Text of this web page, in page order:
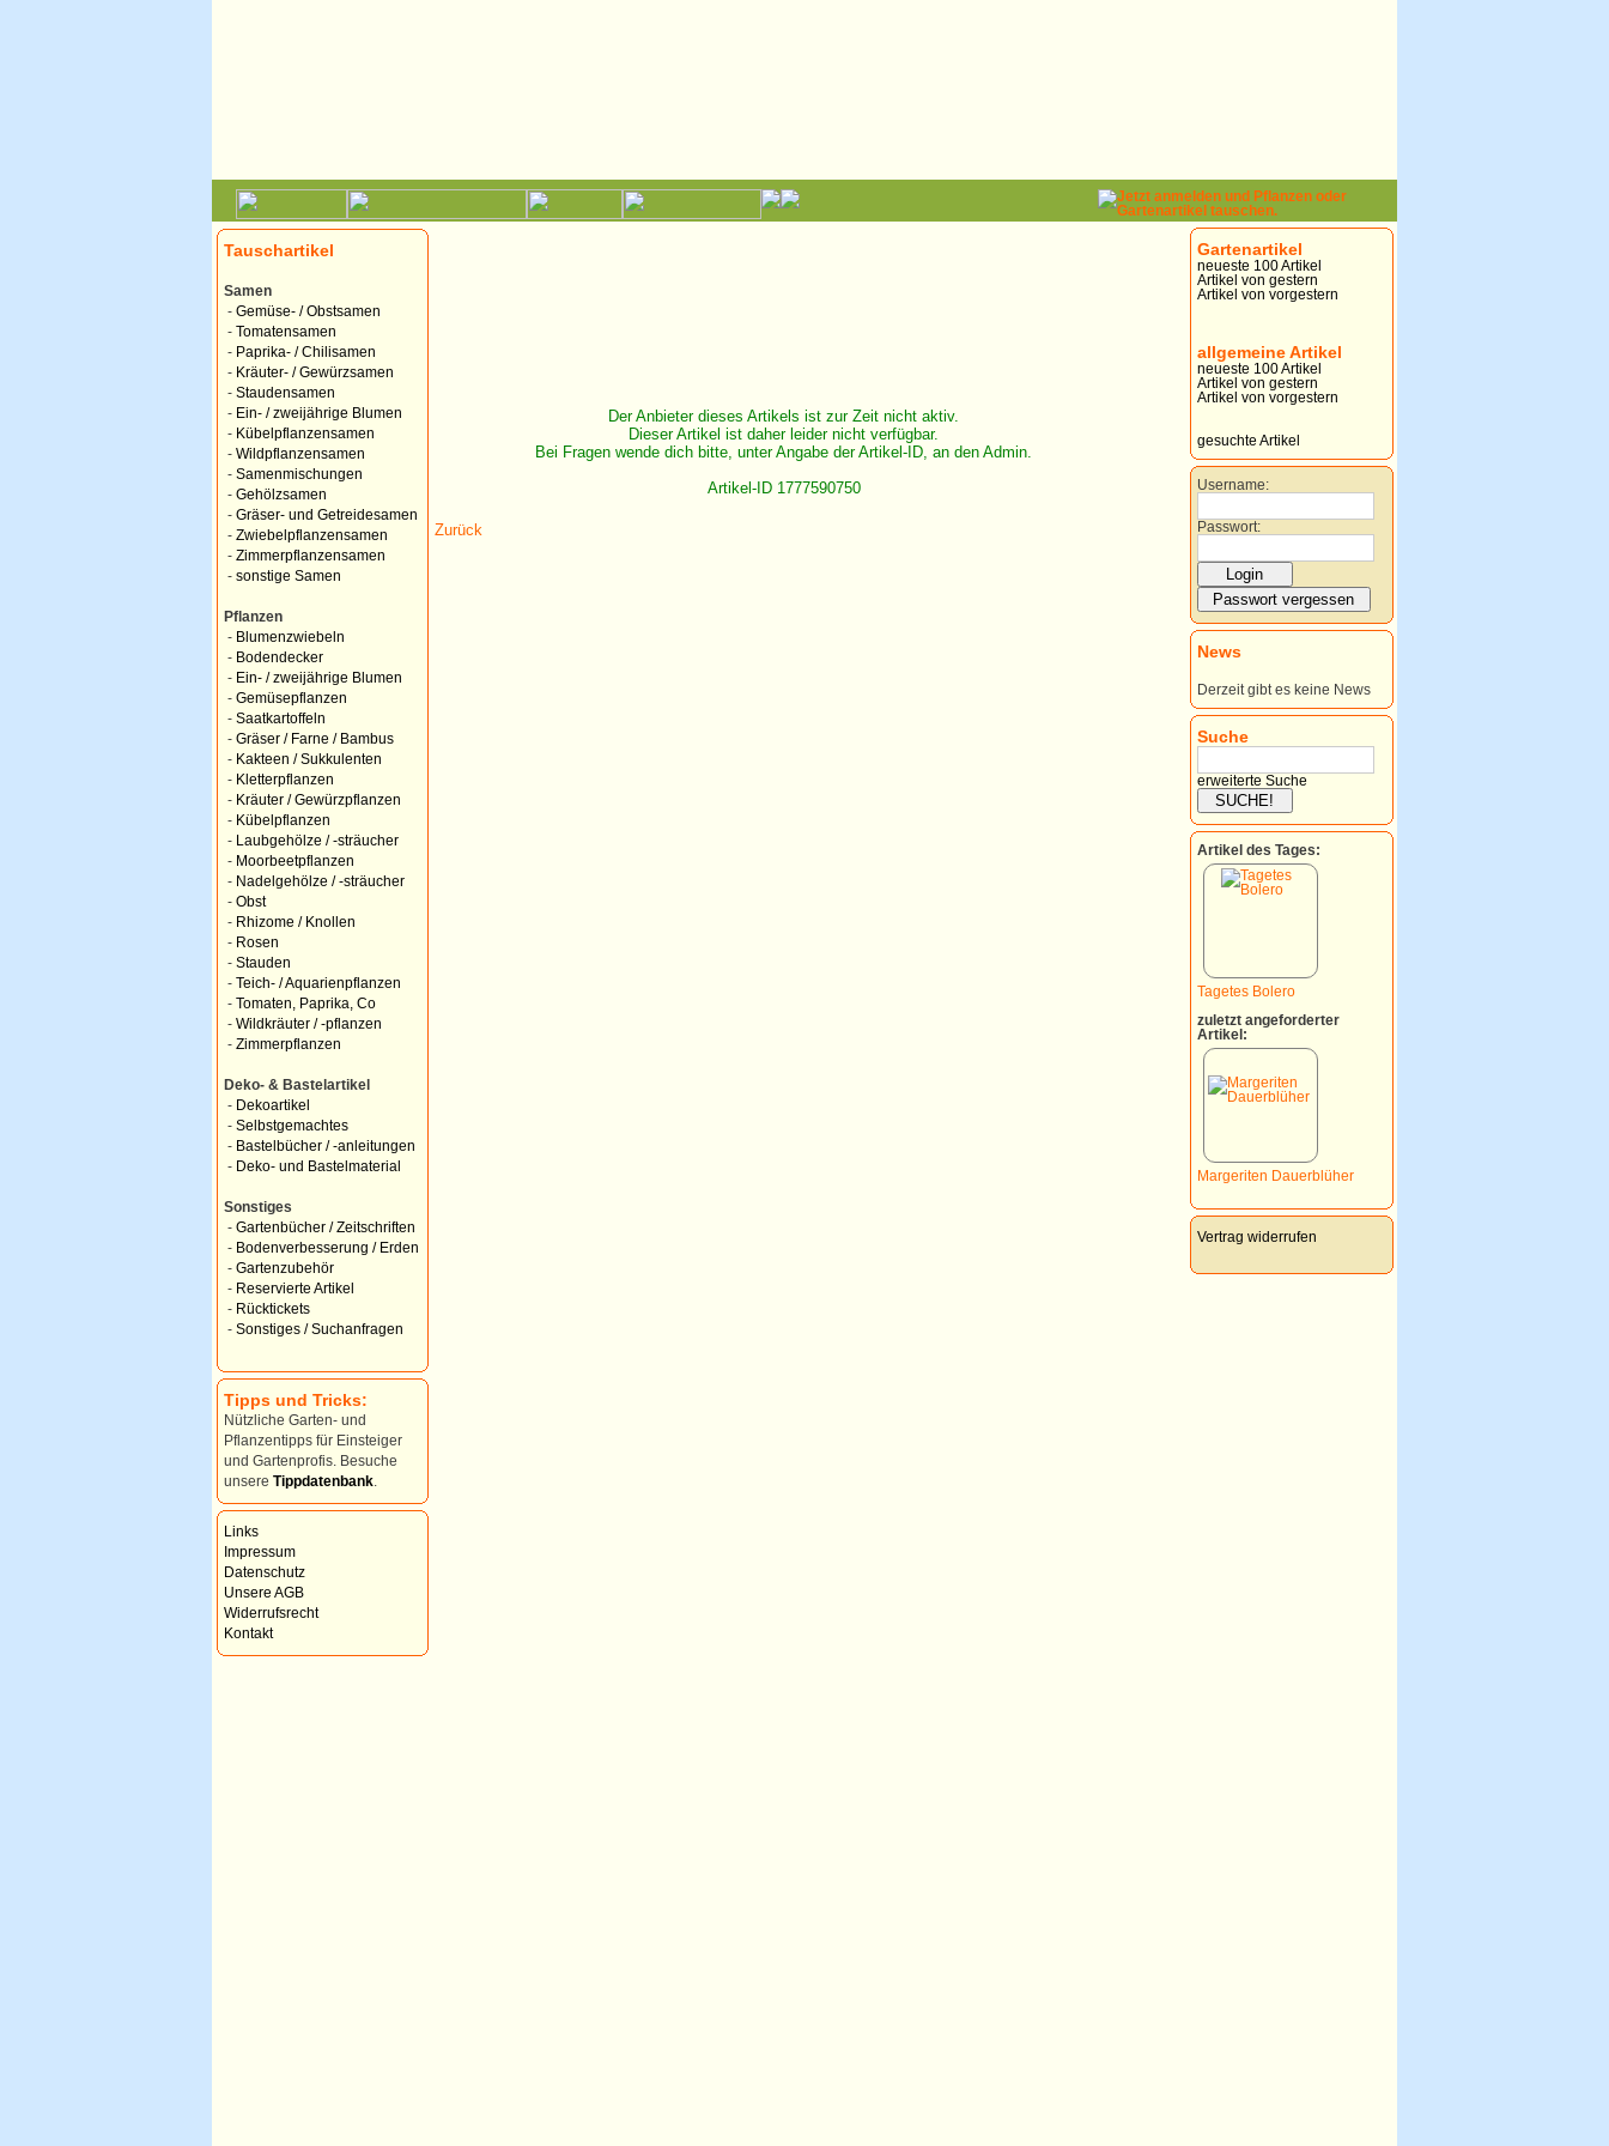
Tauschartikel
Samen
- Gemüse- / Obstsamen
- Tomatensamen
- Paprika- / Chilisamen
- Kräuter- / Gewürzsamen
- Staudensamen
- Ein- / zweijährige Blumen
- Kübelpflanzensamen
- Wildpflanzensamen
- Samenmischungen
- Gehölzsamen
- Gräser- und Getreidesamen
- Zwiebelpflanzensamen
- Zimmerpflanzensamen
- sonstige Samen
Pflanzen
- Blumenzwiebeln
- Bodendecker
- Ein- / zweijährige Blumen
- Gemüsepflanzen
- Saatkartoffeln
- Gräser / Farne / Bambus
- Kakteen / Sukkulenten
- Kletterpflanzen
- Kräuter / Gewürzpflanzen
- Kübelpflanzen
-
Laubgehölze / -sträucher
- Moorbeetpflanzen
- Nadelgehölze / -sträucher
- Obst
- Rhizome / Knollen
- Rosen
- Stauden
- Teich- / Aquarienpflanzen
- Tomaten, Paprika, Co
- Wildkräuter / -pflanzen
- Zimmerpflanzen
Deko- & Bastelartikel
- Dekoartikel
- Selbstgemachtes
- Bastelbücher / -anleitungen
- Deko- und Bastelmaterial
Sonstiges
- Gartenbücher / Zeitschriften
- Bodenverbesserung / Erden
- Gartenzubehör
- Reservierte Artikel
- Rücktickets
- Sonstiges / Suchanfragen
Tipps und Tricks:
Nützliche Garten- und
Pflanzentipps für Einsteiger
und Gartenprofis. Besuche
unsere Tippdatenbank
Links
Impressum
Datenschutz
Unsere AGB
Widerrufsrecht
Kontakt
Der Anbieter dieses Artikels ist zur Zeit nicht aktiv.
Dieser Artikel ist daher leider nicht verfügbar.
Bei Fragen wende dich bitte, unter Angabe der Artikel-ID, an den Admin.
Artikel-ID 1777590750
Zurück
Gartenartikel
neueste 100 Artikel
Artikel von gestern
Artikel von vorgestern
allgemeine Artikel
neueste 100 Artikel
Artikel von gestern
Artikel von vorgestern
gesuchte Artikel
Username:
Passwort:
News
Derzeit gibt es keine News
Suche
erweiterte Suche
Artikel des Tages:
Tagetes Bolero
zuletzt angeforderter
Artikel:
Margeriten Dauerblüher
Vertrag widerrufen